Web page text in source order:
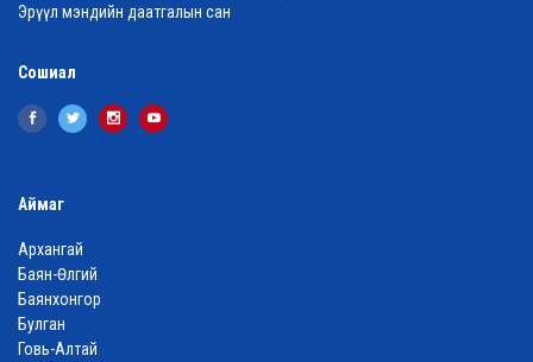
Эрүүл мэндийн даатгалын сан
Сошиал
Аймаг
Архангай
Баян-Өлгий
Баянхонгор
Булган
Говь-Алтай